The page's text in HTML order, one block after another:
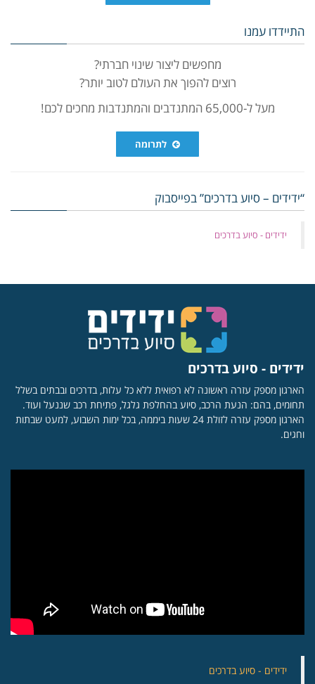
התיידדו עמנו
מחפשים ליצור שינוי חברתי?
רוצים להפוך את העולם לטוב יותר?
מעל ל-65,000 המתנדבים והמתנדבות מחכים לכם!
לתרומה
“ידידים – סיוע בדרכים” בפייסבוק
‏ידידים - סיוע בדרכים
ידידים - סיוע בדרכים
הארגון מספק עזרה ראשונה לא רפואית ללא כל עלות, בדרכים ובבתים בשלל
תחומים, בהם: הנעת הרכב, סיוע בהחלפת גלגל, פתיחת רכב שננעל ועוד.
הארגון מספק עזרה לזולת 24 שעות ביממה, בכל ימות השבוע, למעט שבתות
וחגים.
‏ידידים - סיוע בדרכים